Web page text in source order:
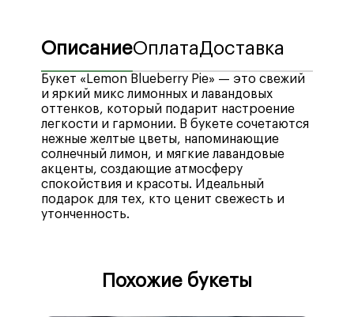
ОписаниеОплата Доставка
Букет «Lemon Blueberry Pie» — это свежий
и яркий микс лимонных и лавандовых
оттенков, который подарит настроение
легкости и гармонии. В букете сочетаются
нежные желтые цветы, напоминающие
солнечный лимон, и мягкие лавандовые
акценты, создающие атмосферу
спокойствия и красоты. Идеальный
подарок для тех, кто ценит свежесть и
утонченность.
различные платежные системы, кредитные
и дебетовые карты, а также электронные
Стоимость доставки в отдаленные районы
Похожие букеты